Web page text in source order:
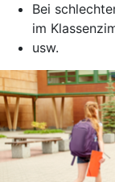
Bei
im
usw.